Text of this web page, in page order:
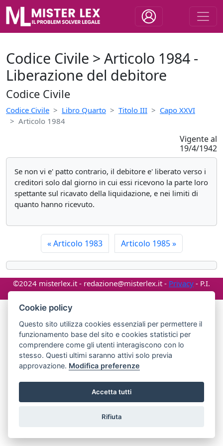
Codice Civile > Articolo 1984 -
Liberazione del debitore
Codice Civile
Codice Civile Libro Quarto Titolo III
Capo XXVI
Articolo 1984
Vigente al
19/4/1942
Se non vi e' patto contrario, il debitore e' liberato verso i
creditori solo dal giorno in cui essi ricevono la parte loro
spettante sul ricavato della liquidazione, e nei limiti di
quanto hanno ricevuto.
«Articolo 1983 Articolo 1985»
©2024 misterlex.it - redazione@misterlex.it - Privacy - P.I.
02029690472
Cookie policy
Questo sito utilizza cookies essenziali per permettere il
funzionamento base del sito e cookies statistici per
comprendere come gli utenti interagiscono con lo
stesso. Questi ultimi saranno attivi solo previa
approvazione. Modifica preferenze
Accetta tutti
Rifiuta